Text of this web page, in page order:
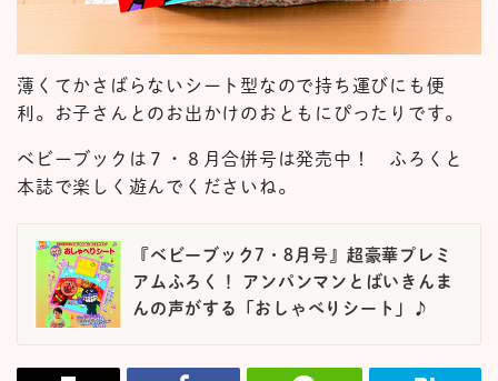
薄くてかさばらないシート型なので持ち運びにも便
利。お子さんとのお出かけのおともにぴったりです。
ベビーブックは７・８月合併号は発売中！ ふろくと
本誌で楽しく遊んでくださいね。
『ベビーブック7・8月号』超豪華プレミ
アムふろく！ アンパンマンとばいきんま
んの声がする「おしゃべりシート」♪